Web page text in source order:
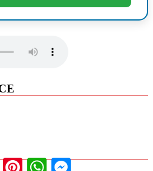
PinterestWhatsAppMessenger